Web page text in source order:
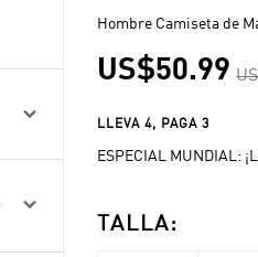
Hombre Camiseta de
US$50.99
LLEVA 4, PAGA 3
ESPECIAL MUNDIAL:
TALLA:

